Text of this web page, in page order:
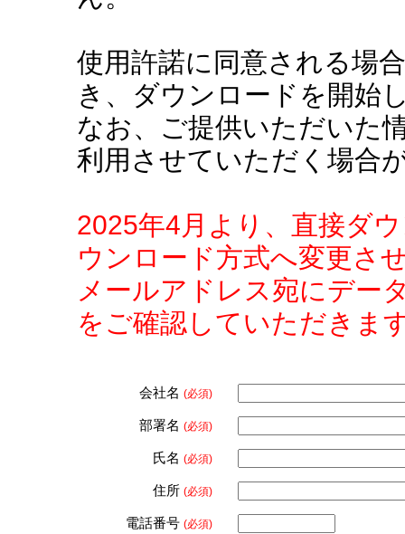
使用許諾に同意される場
き、ダウンロードを開始
なお、ご提供いただいた
利用させていただく場合
2025年4月より、直接ダ
ウンロード方式へ変更さ
メールアドレス宛にデー
をご確認していただきま
会社名 (必須)
部署名 (必須)
氏名 (必須)
住所 (必須)
電話番号 (必須)